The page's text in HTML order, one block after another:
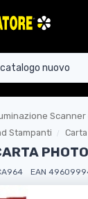
Stampanti
EAN